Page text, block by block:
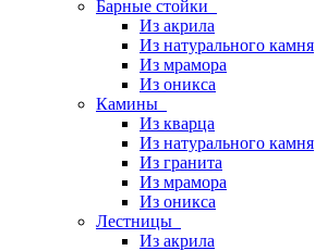
Барные стойки
Из акрила
Из натурального камня
Из мрамора
Из оникса
Камины
Из кварца
Из натурального камня
Из гранита
Из мрамора
Из оникса
Лестницы
Из акрила